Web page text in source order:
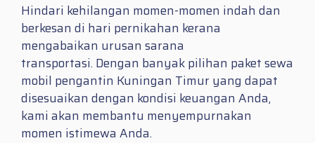
Hindari kehilangan momen-momen indah dan
berkesan di hari pernikahan kerana
mengabaikan urusan sarana
transportasi. Dengan banyak pilihan paket sewa
mobil pengantin Kuningan Timur yang dapat
disesuaikan dengan kondisi keuangan Anda,
kami akan membantu menyempurnakan
momen istimewa Anda.